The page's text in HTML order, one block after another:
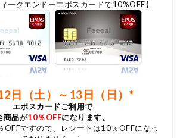
ィークエンドーエポスカードで10%OFF】
日（土）～13日（日）*
エポスカードご利用で
商品が10％OFFになります。
OFFですので、レシートは10％OFFになっ